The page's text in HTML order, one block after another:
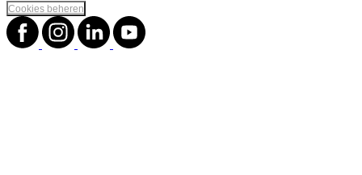
Cookies beheren